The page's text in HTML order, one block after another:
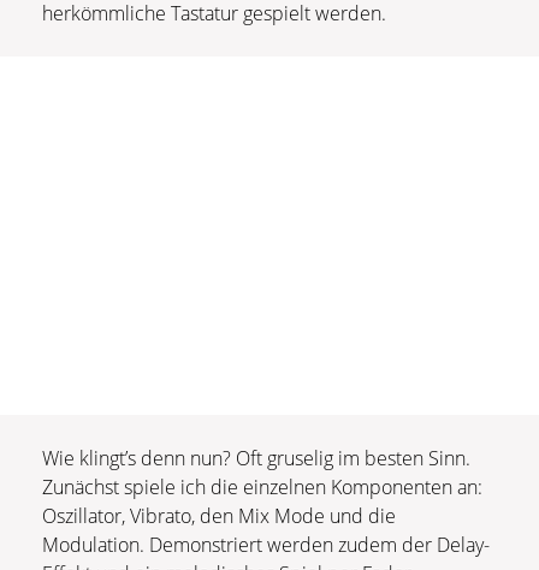
herkömmliche Tastatur gespielt werden.
Wie klingt’s denn nun? Oft gruselig im besten Sinn.
Zunächst spiele ich die einzelnen Komponenten an:
Oszillator, Vibrato, den Mix Mode und die
Modulation. Demonstriert werden zudem der Delay-